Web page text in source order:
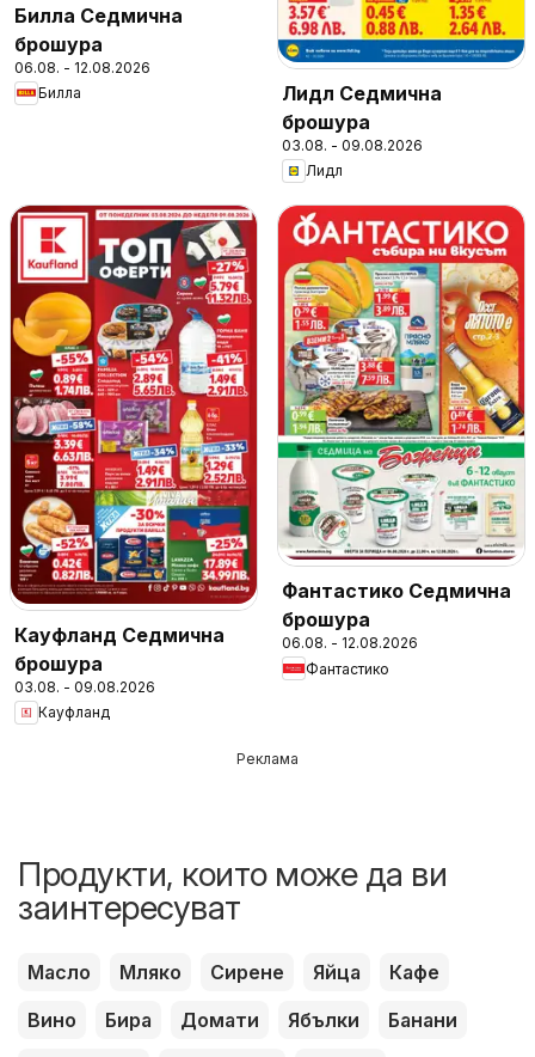
Билла Седмична
брошура
06.08. - 12.08.2026
Билла
Лидл Седмична
брошура
03.08. - 09.08.2026
Лидл
Кауфланд Седмична
брошура
03.08. - 09.08.2026
Кауфланд
Фантастико Седмична
брошура
06.08. - 12.08.2026
Фантастико
Реклама
Продукти, които може да ви
заинтересуват
Масло Мляко Сирене Яйца
Кафе
Вино
Бира Домати Ябълки
Банани